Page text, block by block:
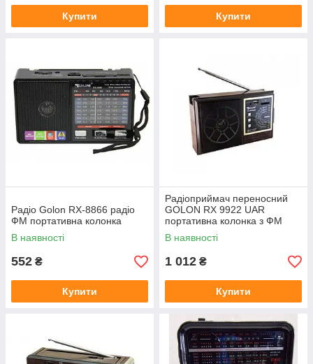
Купити Купити
Радіо Golon RX-8866 радіо
ФМ портативна колонка
В наявності
552 ₴
Купити
Радіоприймач переносний
GOLON RX 9922 UAR
портативна колонка з ФМ
В наявності
1 012 ₴
Купити